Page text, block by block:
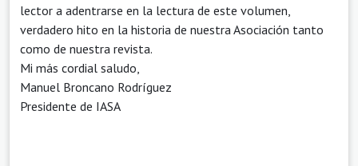
lector a adentrarse en la lectura de este volumen,
verdadero hito en la historia de nuestra Asociación tanto
como de nuestra revista.
Mi más cordial saludo,
Manuel Broncano Rodríguez
Presidente de IASA